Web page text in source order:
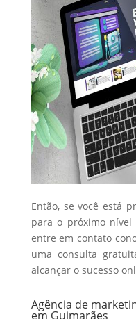
Então, se você está
para o próximo nível
entre em contato
uma consulta
alcançar o sucesso
Agência de
em Guimarães